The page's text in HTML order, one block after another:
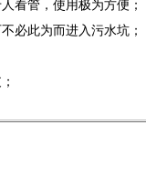
看管，使用极为方便；
必此为而进入污水坑；